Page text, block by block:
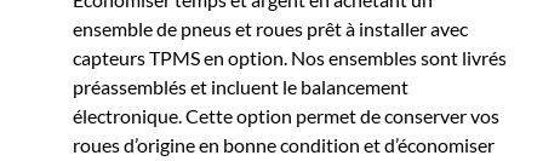
ensemble de pneus et roues prêt à installer avec
capteurs TPMS en option. Nos ensembles sont livrés
préassemblés et incluent le balancement
électronique. Cette option permet de conserver vos
roues d’origine en bonne condition et d’économiser